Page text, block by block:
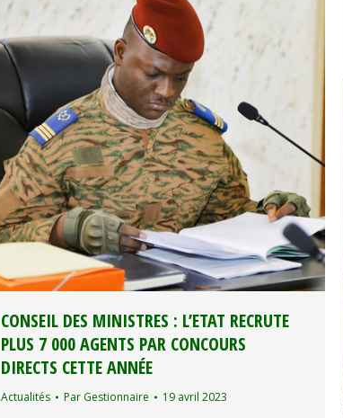
CONSEIL DES MINISTRES : L’ETAT RECRUTE
PLUS 7 000 AGENTS PAR CONCOURS
DIRECTS CETTE ANNÉE
Actualités Par Gestionnaire 19 avril 2023